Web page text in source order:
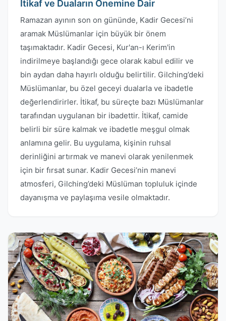
İtikaf ve Duaların Önemine Dair
Ramazan ayının son on gününde, Kadir Gecesi’ni
aramak Müslümanlar için büyük bir önem
taşımaktadır. Kadir Gecesi, Kur'an-ı Kerim'in
indirilmeye başlandığı gece olarak kabul edilir ve
bin aydan daha hayırlı olduğu belirtilir. Gilching’deki
Müslümanlar, bu özel geceyi dualarla ve ibadetle
değerlendirirler. İtikaf, bu süreçte bazı Müslümanlar
tarafından uygulanan bir ibadettir. İtikaf, camide
belirli bir süre kalmak ve ibadetle meşgul olmak
anlamına gelir. Bu uygulama, kişinin ruhsal
derinliğini artırmak ve manevi olarak yenilenmek
için bir fırsat sunar. Kadir Gecesi’nin manevi
atmosferi, Gilching’deki Müslüman topluluk içinde
dayanışma ve paylaşıma vesile olmaktadır.